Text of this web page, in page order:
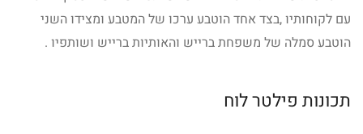
עם לקוחותיו ,בצד אחד הוטבע ערכו של המטבע ומצידו השני
הוטבע סמלה של משפחת ברייש והאותיות ברייש ושותפיו .
תכונות פילטר לוח